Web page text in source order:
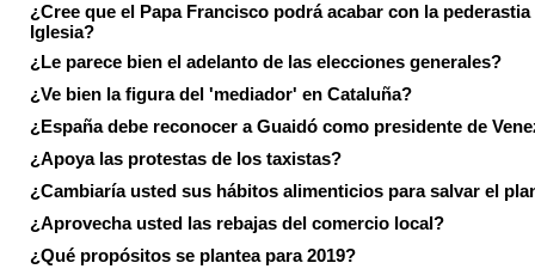
¿Cree que el Papa Francisco podrá acabar con la pederastia
Iglesia?
¿Le parece bien el adelanto de las elecciones generales?
¿Ve bien la figura del 'mediador' en Cataluña?
¿España debe reconocer a Guaidó como presidente de
¿Apoya las protestas de los taxistas?
¿Cambiaría usted sus hábitos alimenticios para salvar el
¿Aprovecha usted las rebajas del comercio local?
¿Qué propósitos se plantea para 2019?